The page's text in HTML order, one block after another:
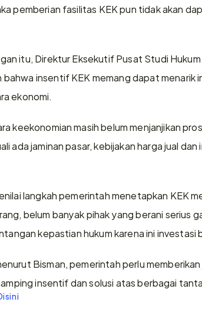
pemberian fasilitas KEK pun tidak akan
itu, Direktur Eksekutif Pusat Studi
insentif KEK memang dapat
ekonomi.
keekonomian masih belum menjanjikan
ada jaminan pasar, kebijakan harga jual
langkah pemerintah menetapkan KEK
belum banyak pihak yang berani serius
kepastian hukum karena ini investasi
Bisman, pemerintah perlu
insentif dan solusi atas berbagai